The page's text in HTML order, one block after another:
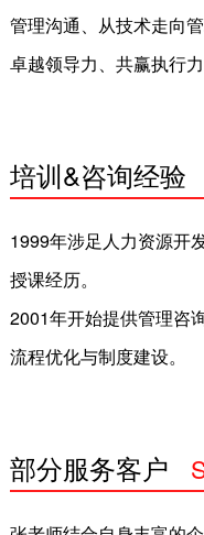
建服务
营外包
业技能培训
功案例
资团队
讯中心
管理沟通、从技术走向
卓越领导力、共赢执行力
培训&咨询经验
1999年涉足人力资源开
授课经历。
2001年开始提供管理咨
流程优化与制度建设。
部分服务客户